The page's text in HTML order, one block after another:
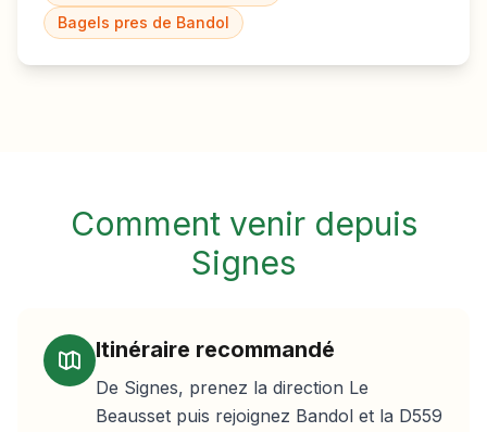
Bagels pres de Bandol
Comment venir depuis
Signes
Itinéraire recommandé
De Signes, prenez la direction Le
Beausset puis rejoignez Bandol et la D559